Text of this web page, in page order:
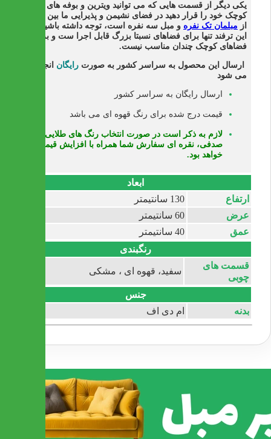
یکی دیگر از قسمت هایی که می توانید ویترین و بوفه های
کوچک خود را قرار دهید در فضای نشیمن و پذیرایی ما بین یکی
از مبلمان تک نفره و مبل سه نفره است، توجه داشته باشید که
این ترفند تنها برای فضاهای نسبتا بزرگ قابل اجرا ست و برای
فضاهای کوچک چندان مناسب نیست.
ارسال این محصول به سراسر کشور به صورت رایگان انجام
می شود
ارسال رایگان به سراسر کشور
قیمت درج شده برای رنگ قهوه ای می باشد
لازم به ذکر است در صورت انتخاب رنگ های طلایی،
صدفی، نقره ای سفارش شما همراه با افزایش قیمت
خواهد بود.
ابعاد
ارتفاع
130 سانتیمتر
عرض
60 سانتیمتر
عمق
40 سانتیمتر
رنگبندی
قسمت های
چوبی
سفید، قهوه ای ، مشکی
جنس
بدنه
ام دی اف